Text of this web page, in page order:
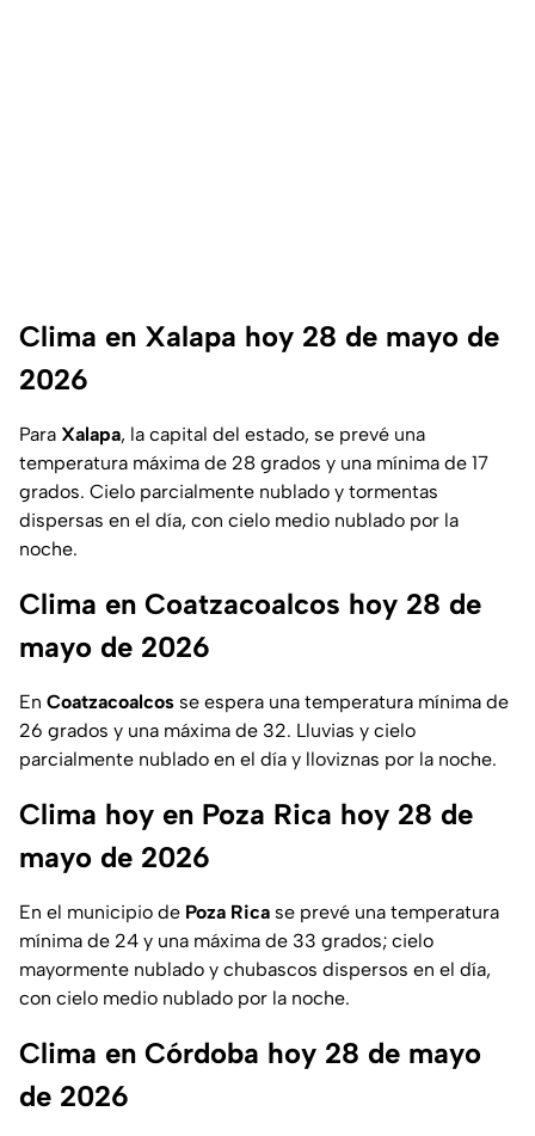
Clima en Xalapa hoy 28 de mayo de
2026
Para Xalapa, la capital del estado, se prevé una
temperatura máxima de 28 grados y una mínima de 17
grados. Cielo parcialmente nublado y tormentas
dispersas en el día, con cielo medio nublado por la
noche.
Clima en Coatzacoalcos hoy 28 de
mayo de 2026
En Coatzacoalcos se espera una temperatura mínima de
26 grados y una máxima de 32. Lluvias y cielo
parcialmente nublado en el día y lloviznas por la noche.
Clima hoy en Poza Rica hoy 28 de
mayo de 2026
En el municipio de Poza Rica se prevé una temperatura
mínima de 24 y una máxima de 33 grados; cielo
mayormente nublado y chubascos dispersos en el día,
con cielo medio nublado por la noche.
Clima en Córdoba hoy 28 de mayo
de 2026